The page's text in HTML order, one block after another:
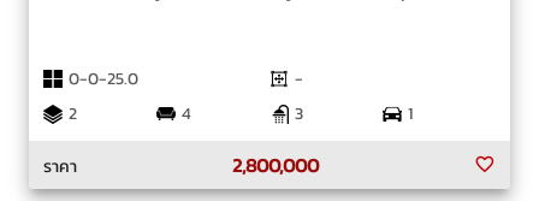
0-0-25.0
-
2
4 3
1
ราคา
2,800,000